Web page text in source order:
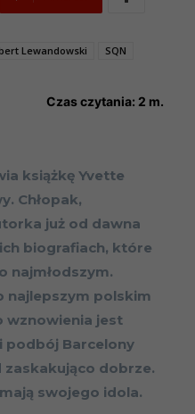
Lewandowski
SQN
Czas czytania: 2 m.
książkę Yvette
Chłopak,
już od dawna
biografiach, które
najmłodszym.
najlepszym polskim
wznowienia jest
podbój Barcelony
dobrze.
swojego idola.